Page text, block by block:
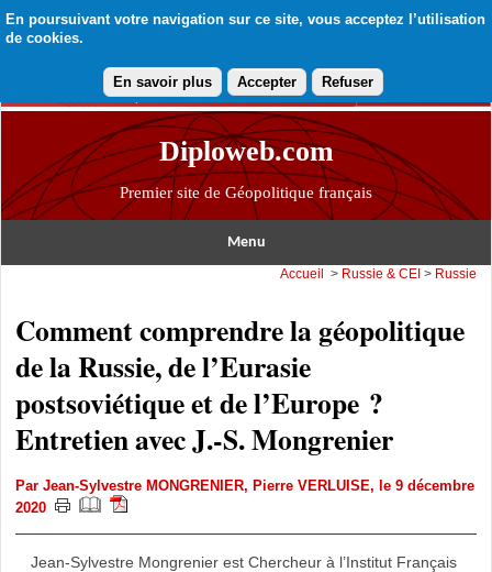
En poursuivant votre navigation sur ce site, vous acceptez l’utilisation
de cookies.
En savoir plus Accepter Refuser
Diploweb.com
Premier site de Géopolitique français
Menu
Accueil > Russie & CEI > Russie
Comment comprendre la géopolitique
de la Russie, de l’Eurasie
postsoviétique et de l’Europe ?
Entretien avec J.-S. Mongrenier
Par Jean-Sylvestre MONGRENIER, Pierre VERLUISE, le 9 décembre
2020
Jean-Sylvestre Mongrenier est Chercheur à l’Institut Français